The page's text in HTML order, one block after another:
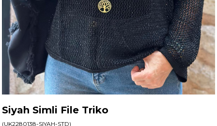
Siyah Simli File Triko
(UK2280138-SIYAH-STD)